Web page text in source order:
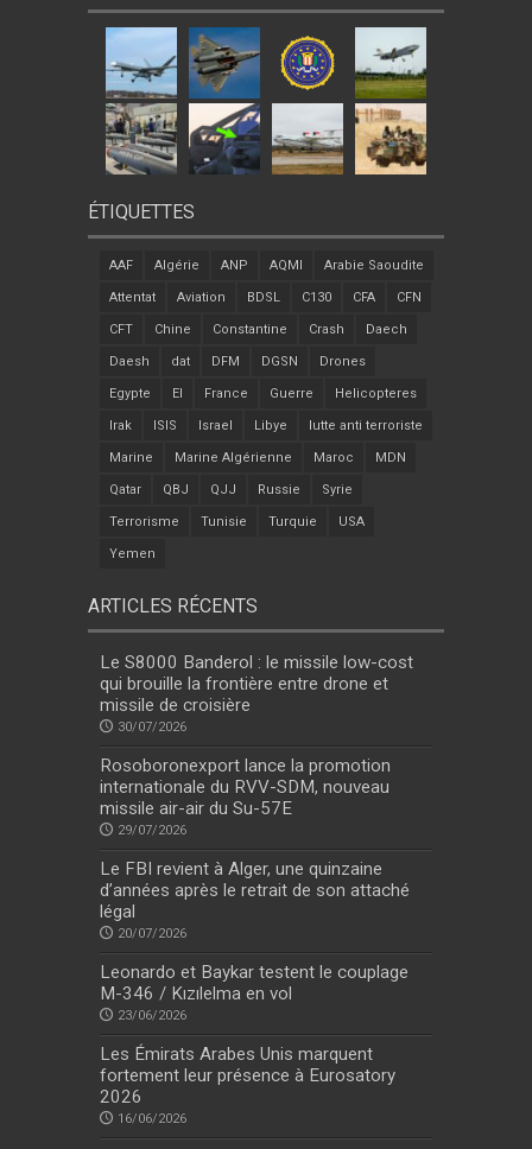
ÉTIQUETTES
AAF Algérie ANP AQMI Arabie Saoudite
Attentat Aviation BDSL C130 CFA CFN
CFT Chine Constantine Crash Daech
Daesh dat DFM DGSN Drones
Egypte EI France Guerre Helicopteres
Irak ISIS Israel Libye lutte anti terroriste
Marine Marine Algérienne Maroc MDN
Qatar QBJ QJJ Russie Syrie
Terrorisme Tunisie Turquie USA
Yemen
ARTICLES RÉCENTS
Le S8000 Banderol : le missile low-cost
qui brouille la frontière entre drone et
missile de croisière
30/07/2026
Rosoboronexport lance la promotion
internationale du RVV-SDM, nouveau
missile air-air du Su-57E
29/07/2026
Le FBI revient à Alger, une quinzaine
d’années après le retrait de son attaché
légal
20/07/2026
Leonardo et Baykar testent le couplage
M-346 / Kızılelma en vol
23/06/2026
Les Émirats Arabes Unis marquent
fortement leur présence à Eurosatory
2026
16/06/2026